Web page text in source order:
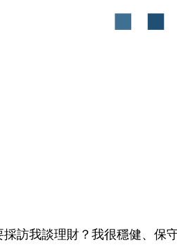
採訪我談理財？我很穩健、保